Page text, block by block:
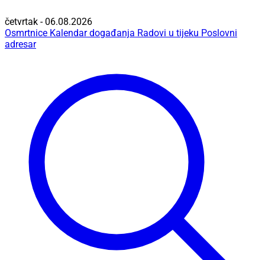
četvrtak - 06.08.2026
Osmrtnice Kalendar događanja Radovi u tijeku Poslovni
adresar